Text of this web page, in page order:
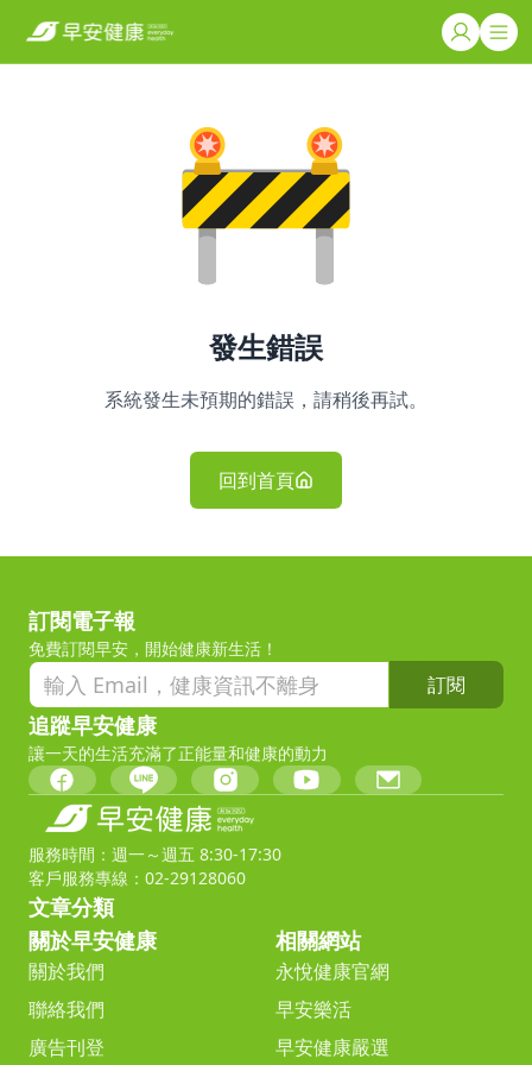
發生錯誤
系統發生未預期的錯誤，請稍後再試。
回到首頁
訂閱電子報
免費訂閱早安，開始健康新生活！
訂閱
追蹤早安健康
讓一天的生活充滿了正能量和健康的動力
服務時間：週一～週五 8:30-17:30
客戶服務專線：02-29128060
文章分類
關於早安健康
關於我們
聯絡我們
廣告刊登
相關網站
永悅健康官網
早安樂活
早安健康嚴選